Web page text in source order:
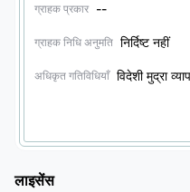
ग्राहक प्रकार --
ग्राहक निधि अनुमति निर्दिष्ट नहीं
अधिकृत गतिविधियाँ
लाइसेंस